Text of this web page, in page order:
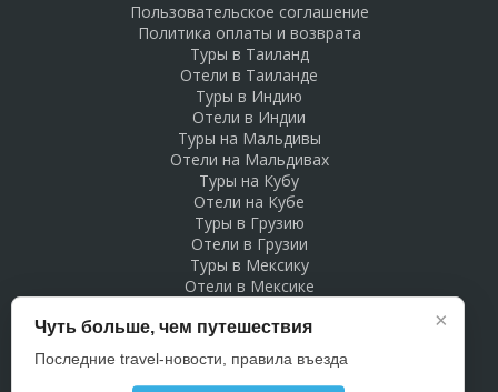
Пользовательское соглашение
Политика оплаты и возврата
Туры в Таиланд
Отели в Таиланде
Туры в Индию
Отели в Индии
Туры на Мальдивы
Отели на Мальдивах
Туры на Кубу
Отели на Кубе
Туры в Грузию
Отели в Грузии
Туры в Мексику
Отели в Мексике
Отели в Доминикане
Отели в Беларуси
×
Чуть больше, чем путешествия
Последние travel-новости, правила въезда